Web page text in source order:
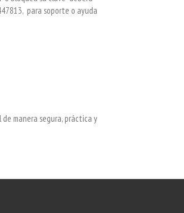
para soporte o ayuda
manera segura, práctica y